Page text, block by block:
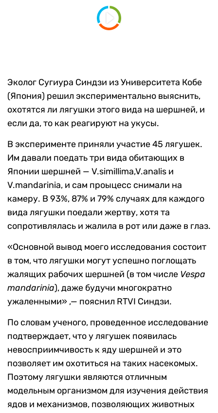
Эколог Сугиура Синдзи из Университета Кобе
(Япония) решил экспериментально выяснить,
охотятся ли лягушки этого вида на шершней, и
если да, то как реагируют на укусы.
В эксперименте приняли участие 45 лягушек.
Им давали поедать три вида обитающих в
Японии шершней — V.simillima,V.analis и
V.mandarinia, и сам проыцесс снимали на
камеру. В 93%, 87% и 79% случаях для каждого
вида лягушки поедали жертву, хотя та
сопротивлялась и жалила в рот или даже в глаз.
«Основной вывод моего исследования состоит
в том, что лягушки могут успешно поглощать
жалящих рабочих шершней (в том числе Vespa
mandarinia), даже будучи многократно
ужаленными» ,— пояснил RTVI Синдзи.
По словам ученого, проведенное исследование
подтверждает, что у лягушек появилась
невосприимчивость к яду шершней и это
позволяет им охотиться на таких насекомых.
Поэтому лягушки являются отличным
модельным организмом для изучения действия
ядов и механизмов, позволяющих животных